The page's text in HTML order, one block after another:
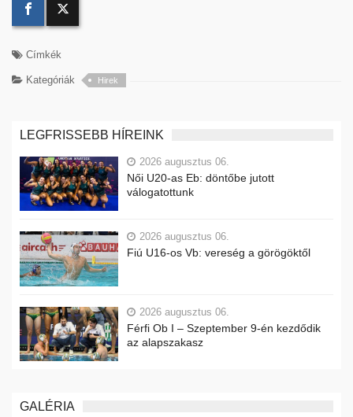
Címkék
Kategóriák Hirek
LEGFRISSEBB HÍREINK
2026 augusztus 06.
Női U20-as Eb: döntőbe jutott
válogatottunk
2026 augusztus 06.
Fiú U16-os Vb: vereség a görögöktől
2026 augusztus 06.
Férfi Ob I – Szeptember 9-én kezdődik
az alapszakasz
GALÉRIA